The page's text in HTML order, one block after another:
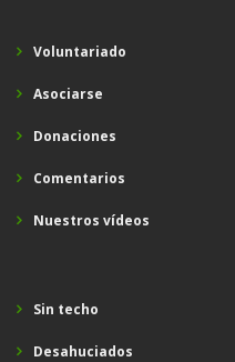
Voluntariado
Asociarse
Donaciones
Comentarios
Nuestros vídeos
Sin techo
Desahuciados